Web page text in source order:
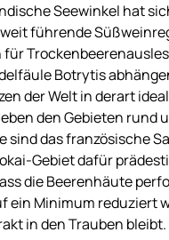
Seewinkel hat
führende
Botrytis
der Welt in derart
den Gebieten rund
sind das französische
Gebiet dafür
die Beerenhäute
ein Minimum reduziert
in den Trauben bleibt.